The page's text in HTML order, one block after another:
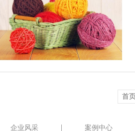
首页
企业风采 案例中心